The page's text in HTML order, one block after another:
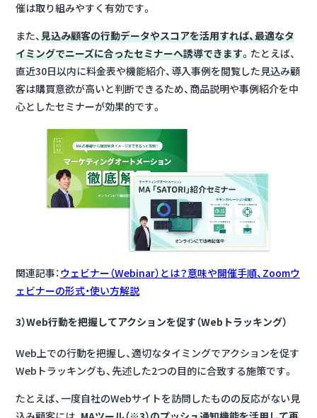
催は取り組みやすく有効です。
また、見込み顧客の行動データやスコアを活用すれば、最適なタ
イミングでニーズに合ったセミナーへ誘導できます。たとえば、
直近30日以内に料金表や機能紹介、導入事例を閲覧した見込み顧
客は購買意欲が高いと判断できるため、商品説明や事例紹介を中
心としたセミナーが効果的です。
関連記事：ウェビナー（Webinar）とは？意味や開催手順、Zoomウ
ェビナーの形式・使い方解説
3）Web行動を把握してアクションを促す（Webトラッキング）
Web上での行動を把握し、適切なタイミングでアクションを促す
Webトラッキングも、先述した2つの目的に合致する施策です。
たとえば、一度自社のWebサイトを訪問したものの反応がない見